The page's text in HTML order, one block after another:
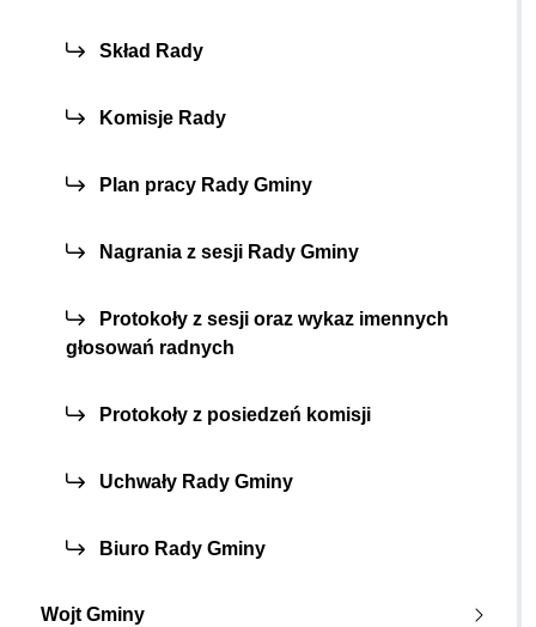
Skład Rady
Komisje Rady
Plan pracy Rady Gminy
Nagrania z sesji Rady Gminy
Protokoły z sesji oraz wykaz imennych
głosowań radnych
Protokoły z posiedzeń komisji
Uchwały Rady Gminy
Biuro Rady Gminy
Wojt Gminy